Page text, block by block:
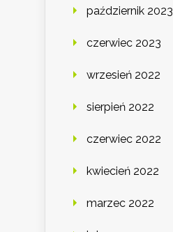
październik 2023
czerwiec 2023
wrzesień 2022
sierpień 2022
czerwiec 2022
kwiecień 2022
marzec 2022